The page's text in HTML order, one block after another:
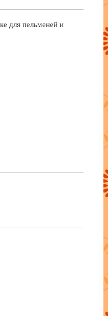
для пельменей и